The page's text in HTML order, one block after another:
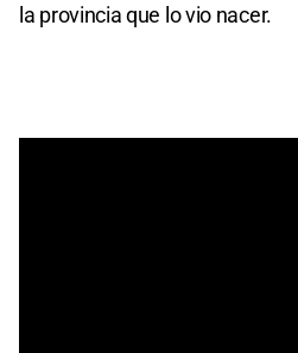
la provincia que lo vio nacer.